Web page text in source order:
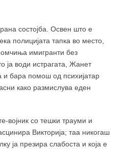
состојба. Освен што е
полицијата тапка во место,
имигранти без
ја води истрагата, Жанет
и бара помош од психијатар
како размислува еден
војник со тешки трауми и
Викторија; таа никогаш
ја презира слабоста и која е